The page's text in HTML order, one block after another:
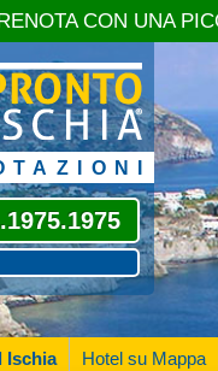
Ischia Hotel su Mappa
CON UNA